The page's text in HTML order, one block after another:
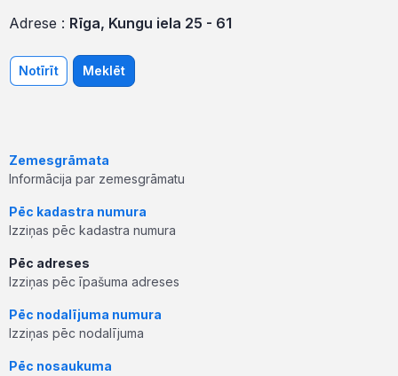
Adrese : Rīga, Kungu iela 25 - 61
Notīrīt Meklēt
Zemesgrāmata
Informācija par zemesgrāmatu
Pēc kadastra numura
Izziņas pēc kadastra numura
Pēc adreses
Izziņas pēc īpašuma adreses
Pēc nodalījuma numura
Izziņas pēc nodalījuma
Pēc nosaukuma